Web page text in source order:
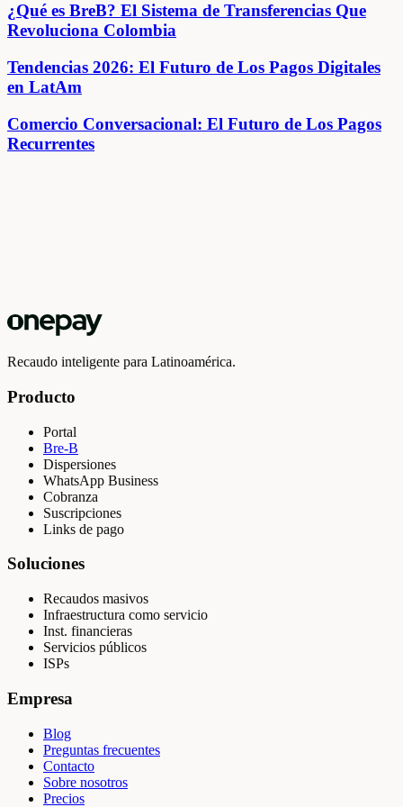
¿Qué es BreB? El Sistema de Transferencias Que
Revoluciona Colombia
Tendencias 2026: El Futuro de Los Pagos Digitales
en LatAm
Comercio Conversacional: El Futuro de Los Pagos
Recurrentes
Recaudo inteligente para Latinoamérica.
Producto
Portal
Bre-B
Dispersiones
WhatsApp Business
Cobranza
Suscripciones
Links de pago
Soluciones
Recaudos masivos
Infraestructura como servicio
Inst. financieras
Servicios públicos
ISPs
Empresa
Blog
Preguntas frecuentes
Contacto
Sobre nosotros
Precios